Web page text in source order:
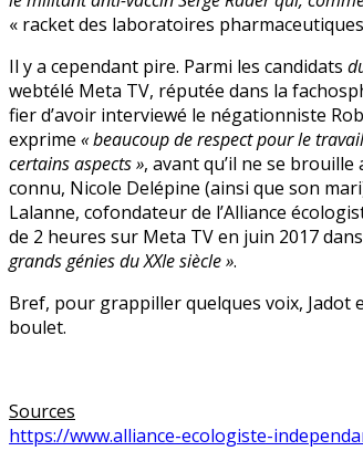
« racket des laboratoires
Il y a cependant pire. Parmi les candidats
webtélé Meta TV, réputée dans la
fier d’avoir interviewé le négationniste
exprime « beaucoup de respect pour le
certains aspects », avant qu’il ne se
connu, Nicole Delépine (ainsi que son
Lalanne, cofondateur de l’Alliance
de 2 heures sur Meta TV en juin 2017
grands génies du XXIe siècle ».
Bref, pour grappiller quelques voix, Jadot
boulet.
Sources
https://www.alliance-ecologiste-